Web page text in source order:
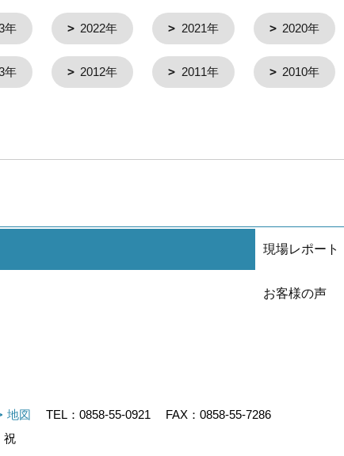
年 2022年 2021年 2020年
年 2012年 2011年 2010年
現場レポート
お客様の声
地図 TEL： 0858-55-0921
FAX：0858-55-7286
祝